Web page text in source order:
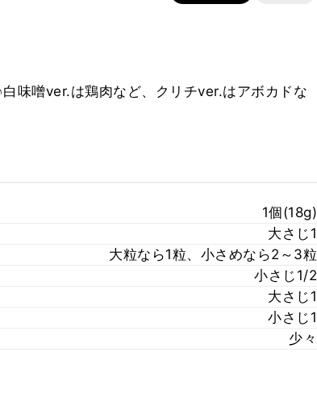
味噌ver.は鶏肉など、クリチver.はアボカドな
1個(18g)
大さじ1
大粒なら1粒、小さめなら2～3粒
小さじ1/2
大さじ1
小さじ1
少々